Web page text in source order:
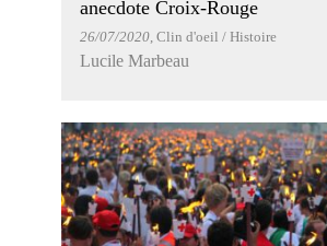
anecdote Croix-Rouge
26/07/2020, Clin d'oeil / Histoire
Lucile Marbeau